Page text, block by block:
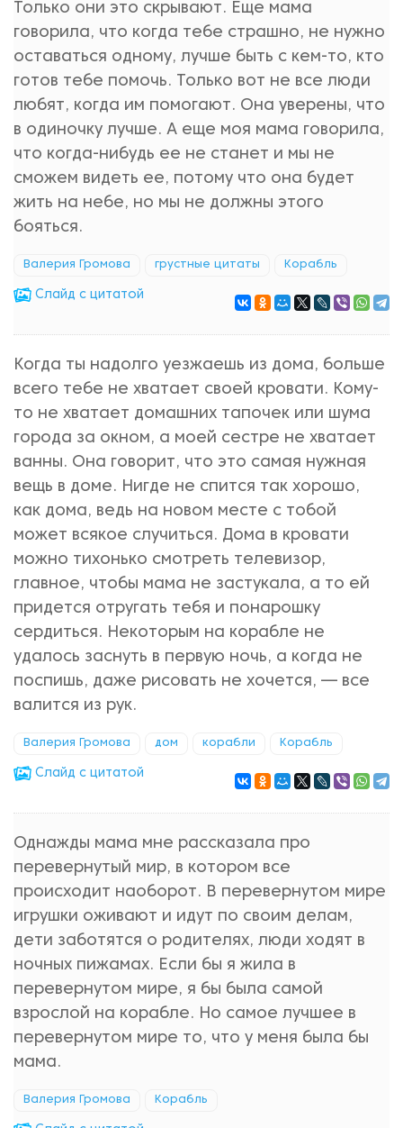
Только они это скрывают. Еще мама
говорила, что когда тебе страшно, не нужно
оставаться одному, лучше быть с кем-то, кто
готов тебе помочь. Только вот не все люди
любят, когда им помогают. Она уверены, что
в одиночку лучше. А еще моя мама говорила,
что когда-нибудь ее не станет и мы не
сможем видеть ее, потому что она будет
жить на небе, но мы не должны этого
бояться.
Валерия Громова грустные цитаты Корабль
Cлайд с цитатой
Когда ты надолго уезжаешь из дома, больше
всего тебе не хватает своей кровати. Кому-
то не хватает домашних тапочек или шума
города за окном, а моей сестре не хватает
ванны. Она говорит, что это самая нужная
вещь в доме. Нигде не спится так хорошо,
как дома, ведь на новом месте с тобой
может всякое случиться. Дома в кровати
можно тихонько смотреть телевизор,
главное, чтобы мама не застукала, а то ей
придется отругать тебя и понарошку
сердиться. Некоторым на корабле не
удалось заснуть в первую ночь, а когда не
поспишь, даже рисовать не хочется, — все
валится из рук.
Валерия Громова дом корабли Корабль
Cлайд с цитатой
Однажды мама мне рассказала про
перевернутый мир, в котором все
происходит наоборот. В перевернутом мире
игрушки оживают и идут по своим делам,
дети заботятся о родителях, люди ходят в
ночных пижамах. Если бы я жила в
перевернутом мире, я бы была самой
взрослой на корабле. Но самое лучшее в
перевернутом мире то, что у меня была бы
мама.
Валерия Громова Корабль